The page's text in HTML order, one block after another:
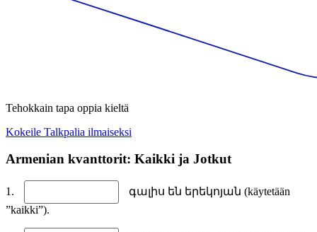
Tehokkain tapa oppia kieltä
Kokeile Talkpalia ilmaiseksi
Armenian kvanttorit: Kaikki ja Jotkut
1.
գալիս են երեկոյան (käytetään
”kaikki”).